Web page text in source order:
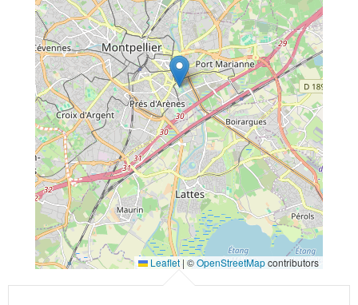
Leaflet|©OpenStreetMapcontributors